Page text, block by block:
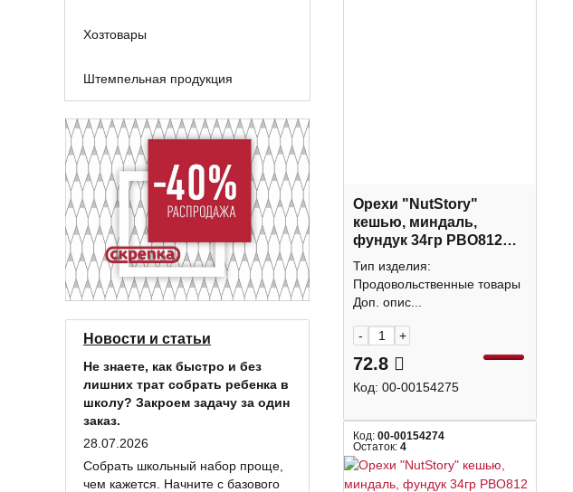
Хозтовары
Штемпельная продукция
Новости и статьи
Не знаете, как быстро и без
лишних трат собрать ребенка в
школу? Закроем задачу за один
заказ.
28.07.2026
Собрать школьный набор проще,
чем кажется. Начните с базового
Орехи "NutStory"
кешью, миндаль,
фундук 34гр РВО812
КДВ
Тип изделия:
Продовольственные товары
Доп. опис...
- +
72.8
Код: 00-00154275
Код: 00-00154274
Остаток: 4